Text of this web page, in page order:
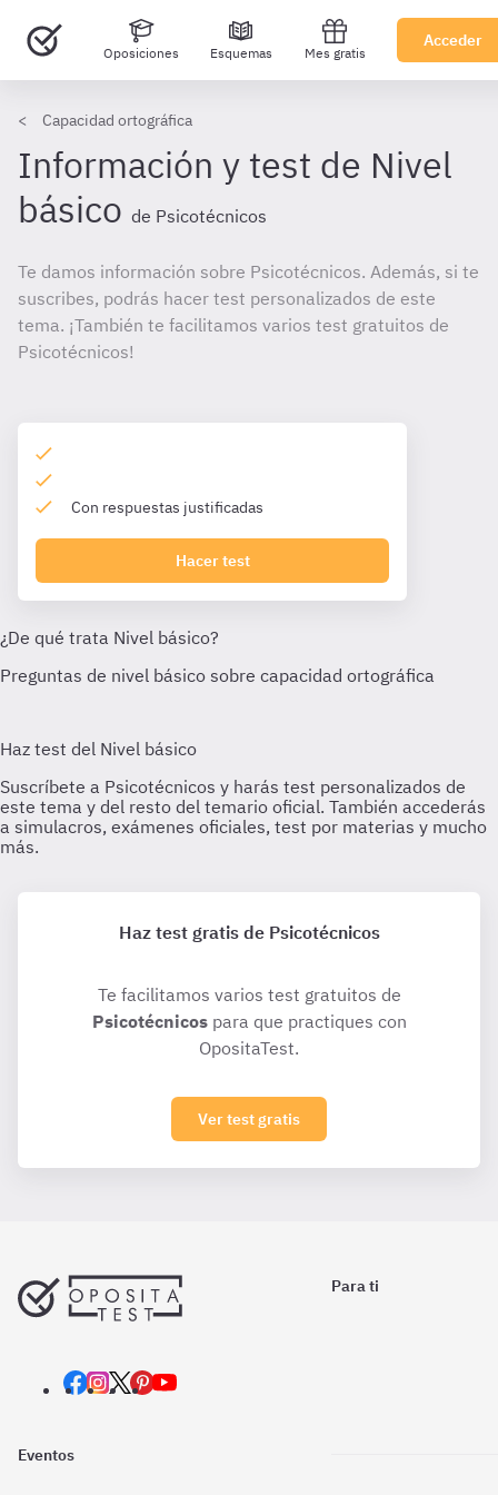
Oposiciones Esquemas Mes gratis
Acceder
Capacidad ortográfica
Información y test de Nivel
básico de Psicotécnicos
Te damos información sobre Psicotécnicos. Además, si te
suscribes, podrás hacer test personalizados de este
tema. ¡También te facilitamos varios test gratuitos de
Psicotécnicos!
Con respuestas justificadas
Hacer test
Haz test gratis de Psicotécnicos
Te facilitamos varios test gratuitos de
Psicotécnicospara que practiques con
OpositaTest.
Ver test gratis
Para ti
Eventos